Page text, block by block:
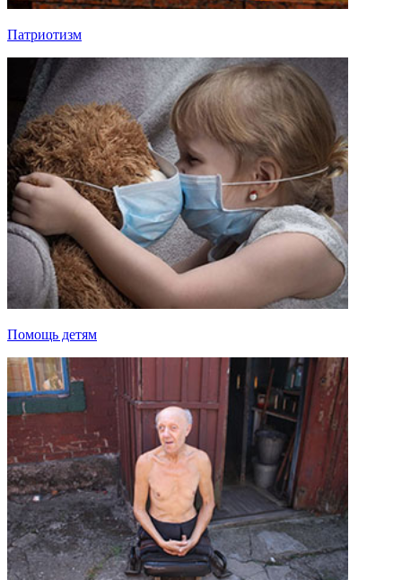
Патриотизм
Помощь детям